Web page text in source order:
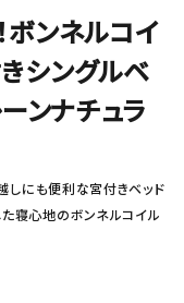
ボンネルコイ
シングルベ
ンナチュラ
しにも便利な宮付きベッド
寝心地のボンネルコイル